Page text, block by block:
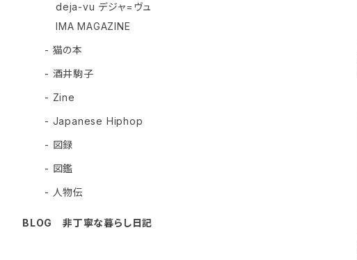
deja-vu デジャ=ヴュ
IMA MAGAZINE
- 猫の本
- 酒井駒子
- Zine
- Japanese Hiphop
- 図録
- 図鑑
- 人物伝
BLOG 非丁寧な暮らし日記